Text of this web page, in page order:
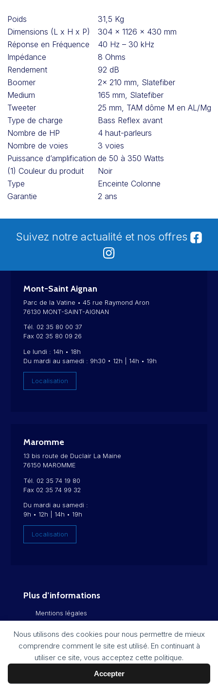
Nous utilisons des cookies pour nous permettre de mieux
comprendre comment le site est utilisé. En continuant à
utiliser ce site, vous acceptez cette politique.
Accepter
Poids
31,5 Kg
Dimensions (L x H x P)
304 x 1126 x 430 mm
Réponse en Fréquence
40 Hz – 30 kHz
Impédance
8 Ohms
Rendement
92 dB
Boomer
2x 210 mm, Slatefiber
Medium
165 mm, Slatefiber
Tweeter
25 mm, TAM dôme M en AL/Mg
Type de charge
Bass Reflex avant
Nombre de HP
4 haut-parleurs
Nombre de voies
3 voies
Puissance d’amplification de 50 à 350 Watts
(1) Couleur du produit
Noir
Type
Enceinte Colonne
Garantie
2 ans
Suivez notre actualité et nos offres
Mont-Saint Aignan
Parc de la Vatine • 45 rue Raymond Aron
76130 MONT-SAINT-AIGNAN
Tél. 02 35 80 00 37
Fax 02 35 80 09 26
Le lundi : 14h • 18h
Du mardi au samedi : 9h30 • 12h | 14h • 19h
Localisation
Maromme
13 bis route de Duclair La Maine
76150 MAROMME
Tél. 02 35 74 19 80
Fax 02 35 74 99 32
Du mardi au samedi :
9h • 12h | 14h • 19h
Localisation
Plus d’informations
Mentions légales
Politique de confidentialité
Flux RSS
Plan du site